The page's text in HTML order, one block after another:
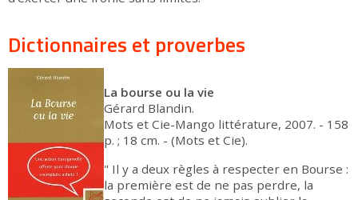
Dictionnaires et proverbes
La bourse ou la vie
Gérard Blandin.
Mots et Cie-Mango littérature, 2007. - 158
p. ; 18 cm. - (Mots et Cie).
" Il y a deux règles à respecter en Bourse :
la première est de ne pas perdre, la